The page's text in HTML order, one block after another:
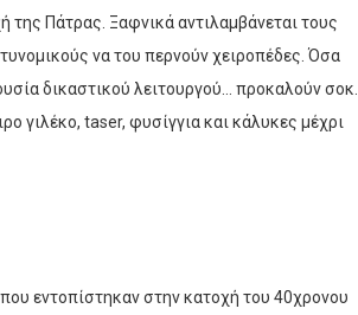
Πάτρας. Ξαφνικά αντιλαμβάνεται τους
να του περνούν χειροπέδες. Όσα
δικαστικού λειτουργού… προκαλούν σοκ.
γιλέκο, taser, φυσίγγια και κάλυκες μέχρι
εντοπίστηκαν στην κατοχή του 40χρονου